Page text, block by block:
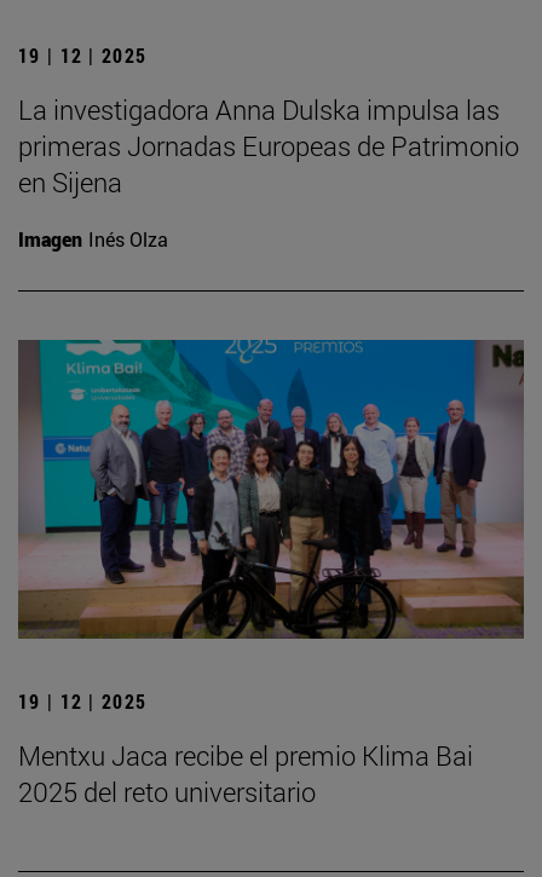
19 | 12 | 2025
La investigadora Anna Dulska impulsa las
primeras Jornadas Europeas de Patrimonio
en Sijena
Imagen Inés Olza
19 | 12 | 2025
Mentxu Jaca recibe el premio Klima Bai
2025 del reto universitario